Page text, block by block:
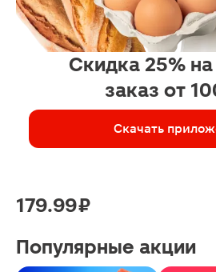
Скидка 25%
заказ от
Скачать
179.99 ₽
Популярные акции